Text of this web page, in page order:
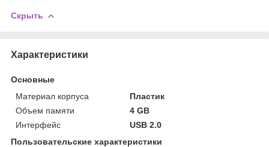
Скрыть
Характеристики
Основные
Материал корпуса
Пластик
Объем памяти
4 GB
Интерфейс
USB 2.0
Пользовательские характеристики